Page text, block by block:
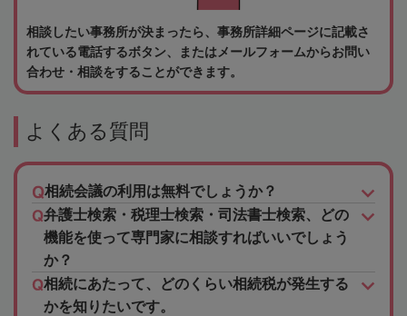
相談したい事務所が決まったら、事務所詳細ページに記載さ
れている電話するボタン、またはメールフォームからお問い
合わせ・相談をすることができます。
よくある質問
相続会議の利用は無料でしょうか？
弁護士検索・税理士検索・司法書士検索、どの
機能を使って専門家に相談すればいいでしょう
か？
相続にあたって、どのくらい相続税が発生する
かを知りたいです。